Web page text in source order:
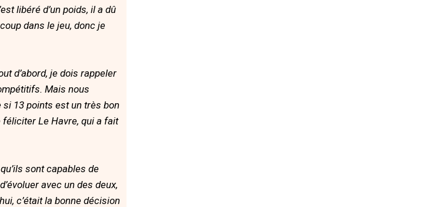
libéré d’un poids, il a dû
dans le jeu, donc je
d’abord, je dois rappeler
Mais nous
si 13 points est un très bon
féliciter Le Havre, qui a fait
sont capables de
avec un des deux,
c’était la bonne décision